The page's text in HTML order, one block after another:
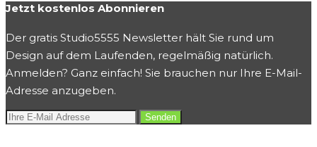
Jetzt kostenlos Abonnieren
Der gratis Studio5555 Newsletter hält Sie rund um
Design auf dem Laufenden, regelmäßig natürlich.
Anmelden? Ganz einfach! Sie brauchen nur Ihre E-Mail-
Adresse anzugeben.